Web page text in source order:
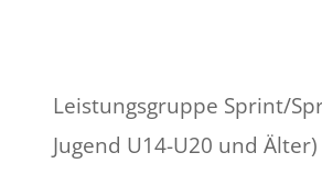
Leistungsgruppe Sprint/
Jugend U14-U20 und Älter)